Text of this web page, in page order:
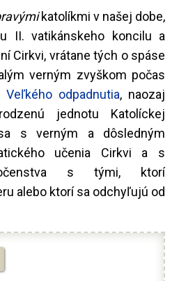
katolíkmi v našej dobe,
II. vatikánskeho koncilu a
Cirkvi, vrátane tých o spáse
verným zvyškom počas
Veľkého odpadnutia, naozaj
jednotu Katolíckej
s verným a dôsledným
učenia Cirkvi a s
s tými, ktorí
alebo ktorí sa odchyľujú od